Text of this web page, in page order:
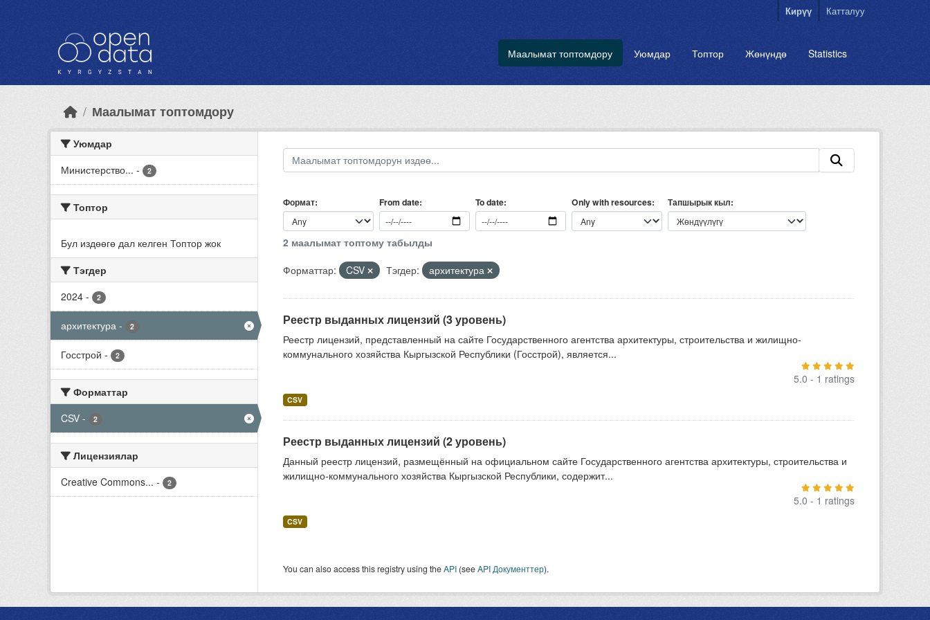
Кирүү Катталуу
Маалымат топтомдору Уюмдар Топтор Жөнүндө Statistics
Маалымат топтомдору
Уюмдар
Министерство... - 2
Топтор
Бул издөөгө дал келген Топтор жок
Тэгдер
2024 - 2
архитектура - 2
Госстрой - 2
Форматтар
CSV - 2
Лицензиялар
Creative Commons... - 2
Формат From date To date Only with resources Тапшырык кыл
2 маалымат топтому табылды
Форматтар:
CSV Тэгдер: архитектура
Реестр выданных лицензий (3 уровень)
Реестр лицензий, представленный на сайте Государственного агентства архитектуры, строительства и жилищно-
коммунального хозяйства Кыргызской Республики (Госстрой), является...
5.0 - 1 ratings
CSV
Реестр выданных лицензий (2 уровень)
Данный реестр лицензий, размещённый на официальном сайте Государственного агентства архитектуры, строительства и
жилищно-коммунального хозяйства Кыргызской Республики, содержит...
5.0 - 1 ratings
CSV
You can also access this registry using theAPI(seeAPI Документтер).